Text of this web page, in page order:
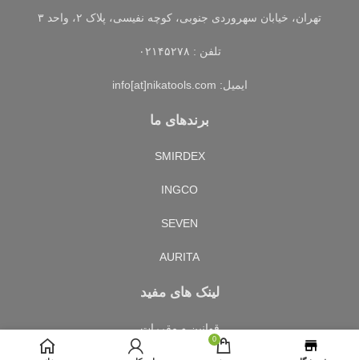
تهران، خیابان سهروردی جنوبی، کوچه نفیسی، پلاک ۲، واحد ۳
تلفن : ۰۲۱۴۵۲۷۸
ایمیل: info[at]nikatools.com
برندهای ما
SMIRDEX
INGCO
SEVEN
AURITA
لینک های مفید
قوانین و مقررات
0